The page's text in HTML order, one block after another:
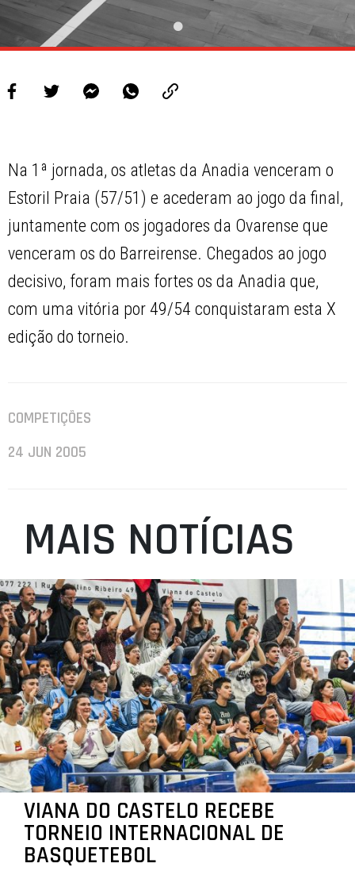
Na 1ª jornada, os atletas da Anadia venceram o
Estoril Praia (57/51) e acederam ao jogo da final,
juntamente com os jogadores da Ovarense que
venceram os do Barreirense. Chegados ao jogo
decisivo, foram mais fortes os da Anadia que,
com uma vitória por 49/54 conquistaram esta X
edição do torneio.
COMPETIÇÕES
24 JUN 2005
MAIS NOTÍCIAS
VIANA DO CASTELO RECEBE
TORNEIO INTERNACIONAL DE
BASQUETEBOL